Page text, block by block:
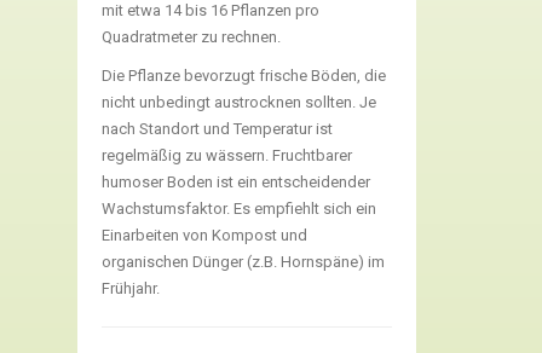
mit etwa 14 bis 16 Pflanzen pro
Quadratmeter zu rechnen.
Die Pflanze bevorzugt frische Böden, die
nicht unbedingt austrocknen sollten. Je
nach Standort und Temperatur ist
regelmäßig zu wässern. Fruchtbarer
humoser Boden ist ein entscheidender
Wachstumsfaktor. Es empfiehlt sich ein
Einarbeiten von Kompost und
organischen Dünger (z.B. Hornspäne) im
Frühjahr.